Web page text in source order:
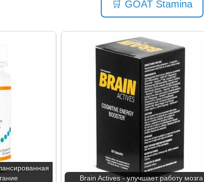
🛒 GOAT Stamina
Brain Actives - улучшает работу мозга